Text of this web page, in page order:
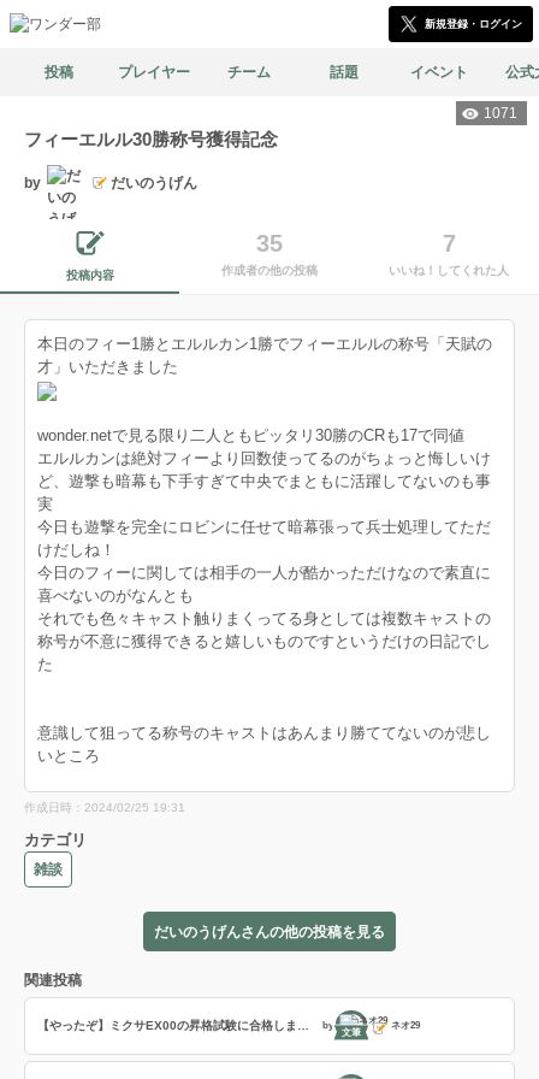
新規登録・ログイン
投稿 プレイヤー チーム 話題 イベント 公式
1071
フィーエルル30勝称号獲得記念
by だいのうげん
投稿内容
35
作成者の他の投稿
7
いいね！してくれた人
本日のフィー1勝とエルルカン1勝でフィーエルルの称号「天賦の
才」いただきました
wonder.netで見る限り二人ともピッタリ30勝のCRも17で同値
エルルカンは絶対フィーより回数使ってるのがちょっと悔しいけ
ど、遊撃も暗幕も下手すぎて中央でまともに活躍してないのも事
実
今日も遊撃を完全にロビンに任せて暗幕張って兵士処理してただ
けだしね！
今日のフィーに関しては相手の一人が酷かっただけなので素直に
喜べないのがなんとも
それでも色々キャスト触りまくってる身としては複数キャストの
称号が不意に獲得できると嬉しいものですというだけの日記でし
た
意識して狙ってる称号のキャストはあんまり勝ててないのが悲し
いところ
作成日時：2024/02/25 19:31
カテゴリ
雑談
だいのうげんさんの他の投稿を見る
関連投稿
by
文筆
ネオ29